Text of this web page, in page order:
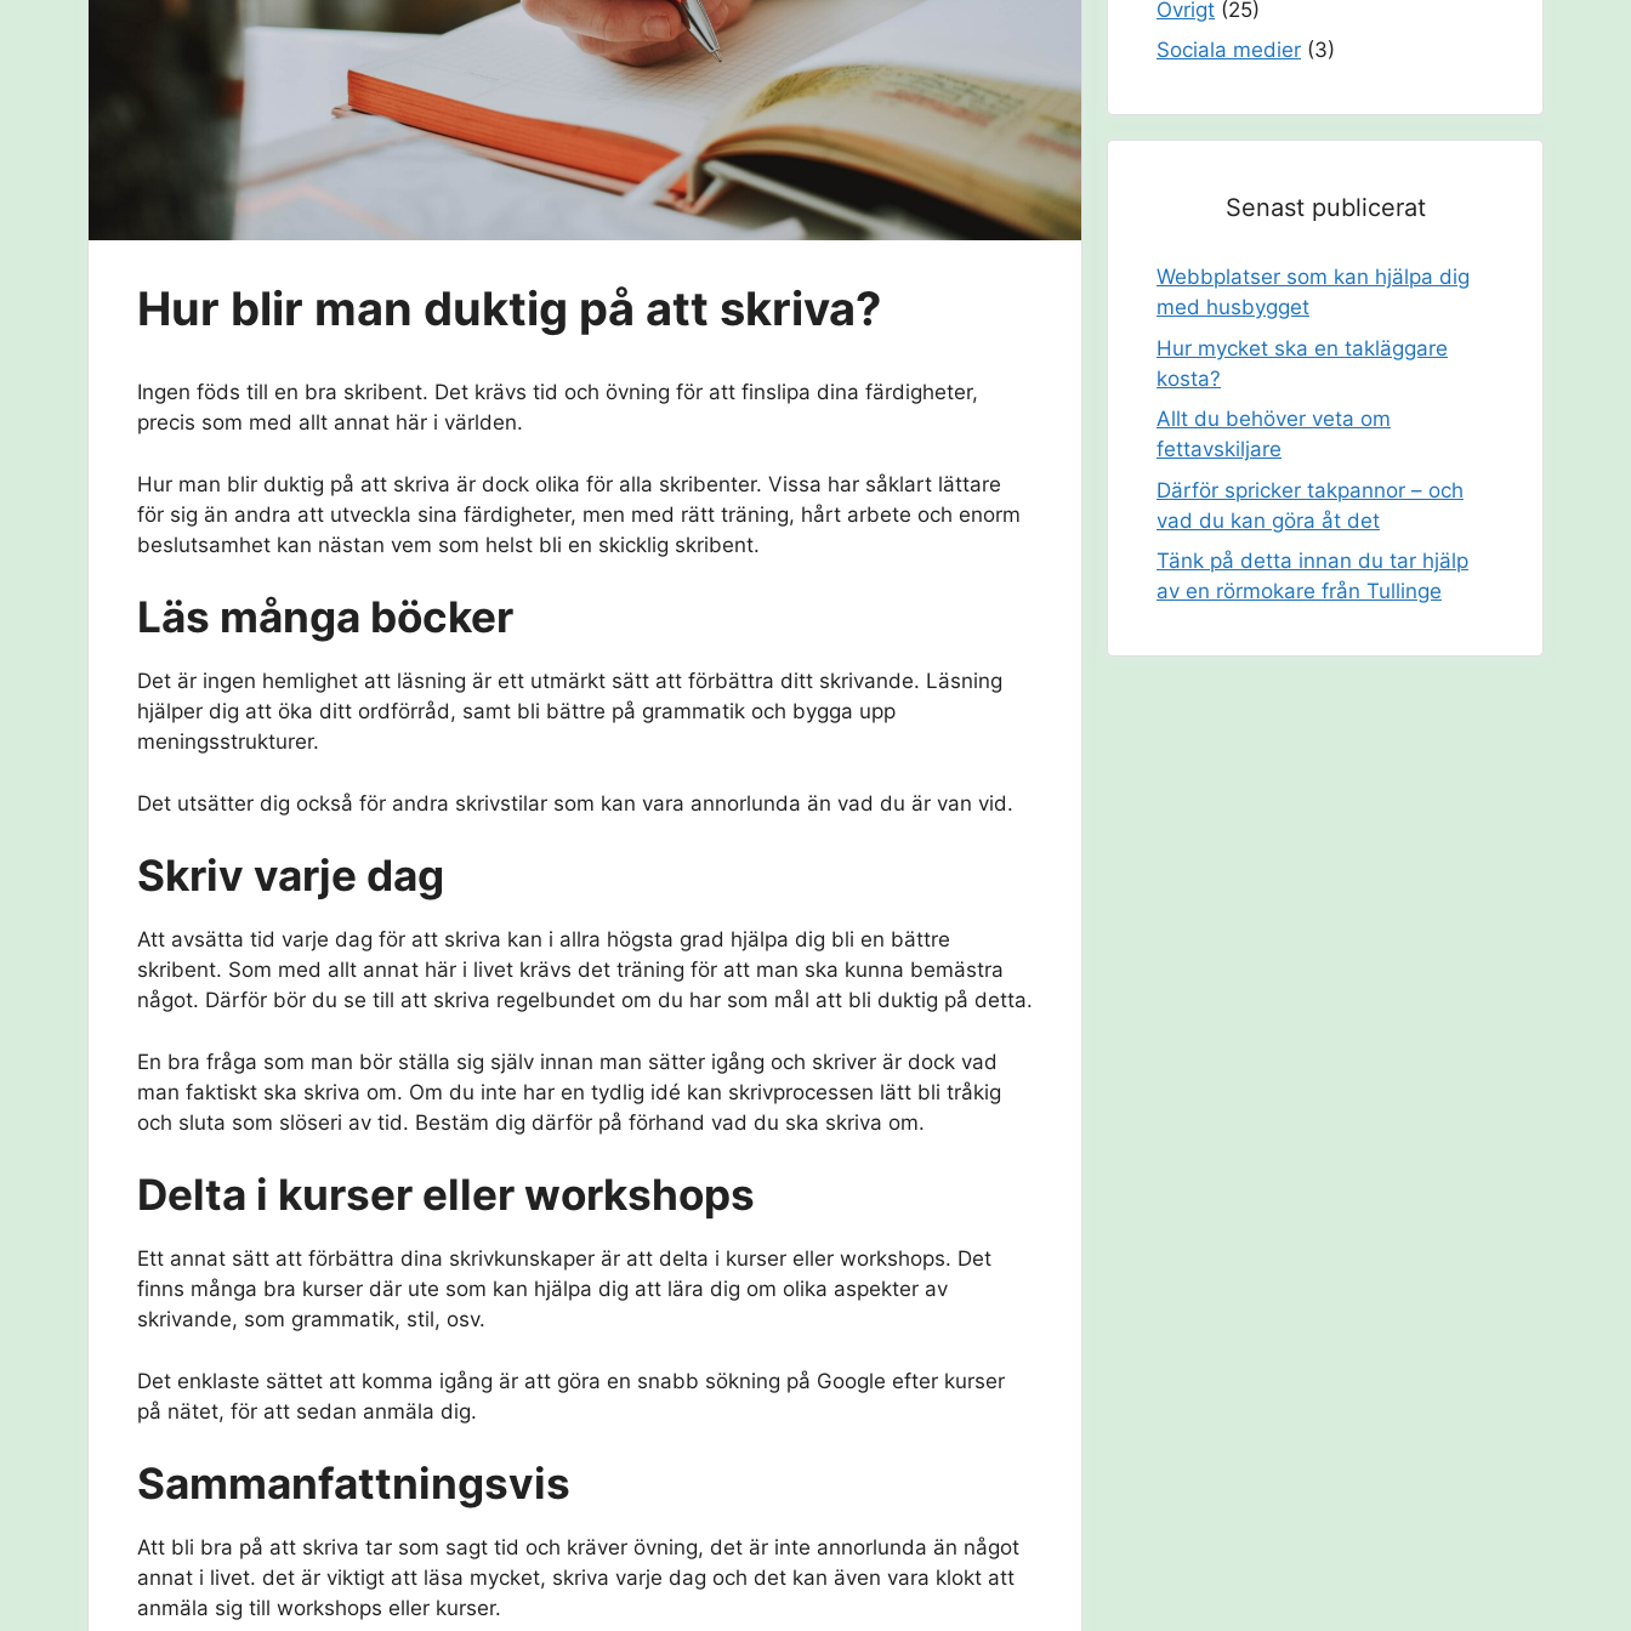
Hur blir man duktig på att skriva?
Ingen föds till en bra skribent. Det krävs tid och övning för att finslipa dina färdigheter,
precis som med allt annat här i världen.
Hur man blir duktig på att skriva är dock olika för alla skribenter. Vissa har såklart lättare
för sig än andra att utveckla sina färdigheter, men med rätt träning, hårt arbete och enorm
beslutsamhet kan nästan vem som helst bli en skicklig skribent.
Läs många böcker
Det är ingen hemlighet att läsning är ett utmärkt sätt att förbättra ditt skrivande. Läsning
hjälper dig att öka ditt ordförråd, samt bli bättre på grammatik och bygga upp
meningsstrukturer.
Det utsätter dig också för andra skrivstilar som kan vara annorlunda än vad du är van vid.
Skriv varje dag
Att avsätta tid varje dag för att skriva kan i allra högsta grad hjälpa dig bli en bättre
skribent. Som med allt annat här i livet krävs det träning för att man ska kunna bemästra
något. Därför bör du se till att skriva regelbundet om du har som mål att bli duktig på detta.
En bra fråga som man bör ställa sig själv innan man sätter igång och skriver är dock vad
man faktiskt ska skriva om. Om du inte har en tydlig idé kan skrivprocessen lätt bli tråkig
och sluta som slöseri av tid. Bestäm dig därför på förhand vad du ska skriva om.
Delta i kurser eller workshops
Ett annat sätt att förbättra dina skrivkunskaper är att delta i kurser eller workshops. Det
finns många bra kurser där ute som kan hjälpa dig att lära dig om olika aspekter av
skrivande, som grammatik, stil, osv.
Det enklaste sättet att komma igång är att göra en snabb sökning på Google efter kurser
på nätet, för att sedan anmäla dig.
Sammanfattningsvis
Att bli bra på att skriva tar som sagt tid och kräver övning, det är inte annorlunda än något
annat i livet. det är viktigt att läsa mycket, skriva varje dag och det kan även vara klokt att
anmäla sig till workshops eller kurser.
Övrigt (25)
Sociala medier (3)
Senast publicerat
Webbplatser som kan hjälpa dig
med husbygget
Hur mycket ska en takläggare
kosta?
Allt du behöver veta om
fettavskiljare
Därför spricker takpannor – och
vad du kan göra åt det
Tänk på detta innan du tar hjälp
av en rörmokare från Tullinge